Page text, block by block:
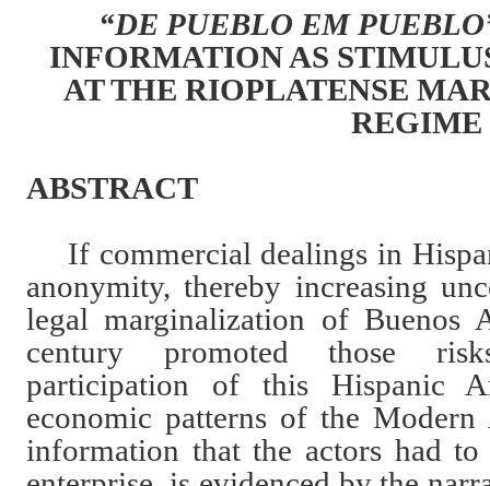
“DE PUEBLO EM
INFORMATION AS
AT THE RIOPLATENSE
REGIME
ABSTRACT
If commercial dealings in
anonymity, thereby increasing
legal marginalization of Buenos
century promoted those
participation of this Hispanic
economic patterns of the
information that the actors had